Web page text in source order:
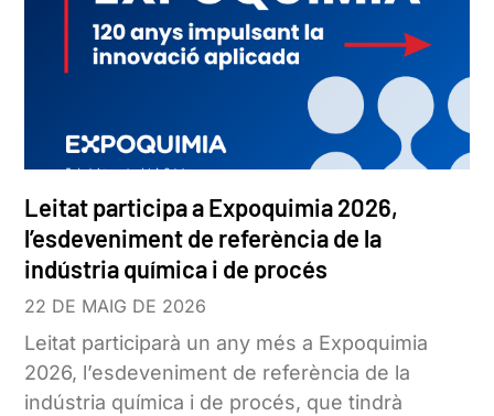
Leitat participa a Expoquimia 2026,
l’esdeveniment de referència de la
indústria química i de procés
22 DE MAIG DE 2026
Leitat participarà un any més a Expoquimia
2026, l’esdeveniment de referència de la
indústria química i de procés, que tindrà